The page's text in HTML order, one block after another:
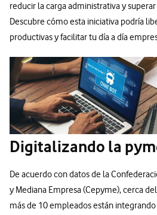
reducir la carga administrativa y
Descubre cómo esta iniciativa podría
productivas y facilitar tu día a día
Digitalizando la
De acuerdo con datos de la
y Mediana Empresa (Cepyme), cerca
más de 10 empleados están